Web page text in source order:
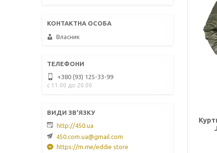
Власник
+380 (93) 125-33-99
с 11.00 до 20.00
http://450.ua
450.com.ua@gmail.com
https://m.me/eddie store